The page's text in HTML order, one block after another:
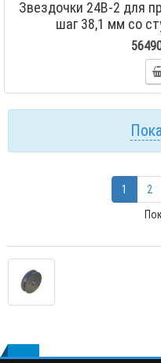
Звездочки 24B-2 для
шаг 38,1 мм со
1 2